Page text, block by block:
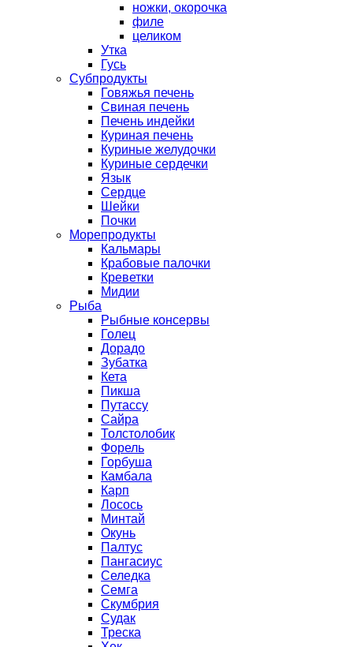
ножки, окорочка
филе
целиком
Утка
Гусь
Субпродукты
Говяжья печень
Свиная печень
Печень индейки
Куриная печень
Куриные желудочки
Куриные сердечки
Язык
Сердце
Шейки
Почки
Морепродукты
Кальмары
Крабовые палочки
Креветки
Мидии
Рыба
Рыбные консервы
Голец
Дорадо
Зубатка
Кета
Пикша
Путассу
Сайра
Толстолобик
Форель
Горбуша
Камбала
Карп
Лосось
Минтай
Окунь
Палтус
Пангасиус
Селедка
Семга
Скумбрия
Судак
Треска